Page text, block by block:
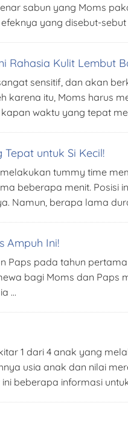
sabun yang Moms
yang disebut-
Rahasia Kulit Lembut
sensitif, dan akan
karena itu, Moms
waktu yang tepat
untuk Si Kecil!
tummy time
beberapa menit.
Namun, berapa lama
Ampuh Ini!
pada tahun
bagi Moms dan Paps
…
1 dari 4 anak yang
usia anak dan nilai
beberapa informasi